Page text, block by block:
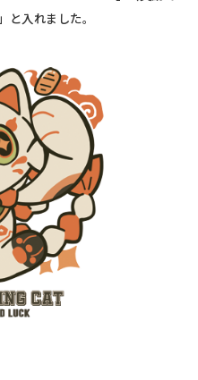
入れました。